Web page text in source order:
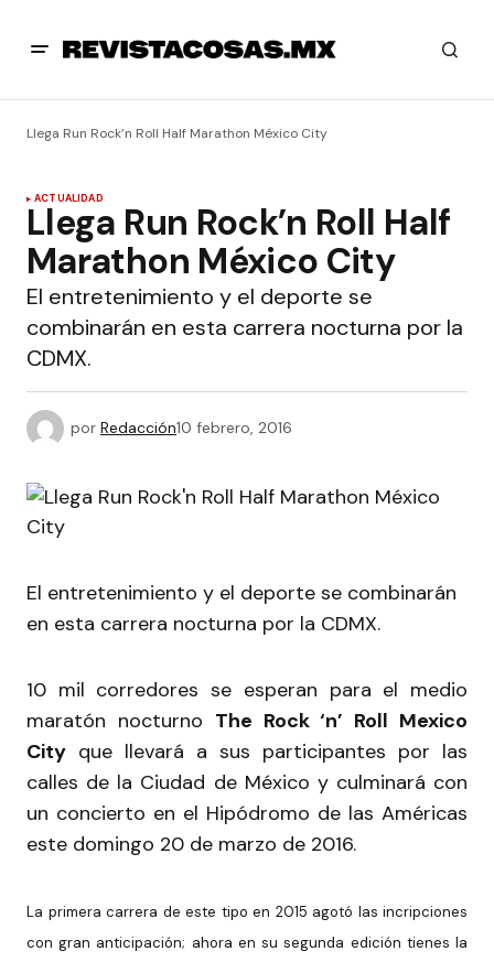
Llega Run Rock’n Roll Half Marathon México City
ACTUALIDAD
Llega Run Rock’n Roll Half
Marathon México City
El entretenimiento y el deporte se
combinarán en esta carrera nocturna por la
CDMX.
por Redacción10 febrero, 2016
El entretenimiento y el deporte se combinarán
en esta carrera nocturna por la CDMX.
10 mil corredores se esperan para el medio
maratón nocturno The Rock ‘n’ Roll Mexico
City que llevará a sus participantes por las
calles de la Ciudad de México y culminará con
un concierto en el Hipódromo de las Américas
este domingo 20 de marzo de 2016.
La primera carrera de este tipo en 2015 agotó las incripciones
con gran anticipación; ahora en su segunda edición tienes la